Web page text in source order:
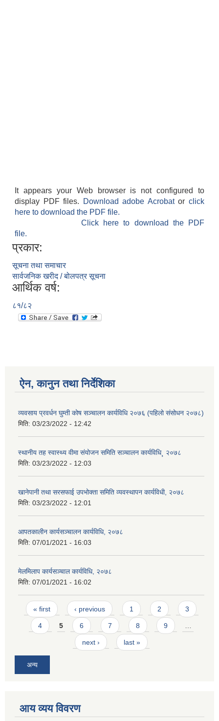
It appears your Web browser is not configured to
display PDF files.
Download adobe Acrobatorclick
here to download the PDF file.
Click here to download the PDF
file.
प्रकार:
सूचना तथा समाचार
सार्वजनिक खरीद / बोलपत्र सूचना
आर्थिक वर्ष:
८१/८२
ऐन, कानुन तथा निर्देशिका
व्यवसाय प्रवर्धन घुम्ती कोष सञ्चालन कार्यविधि २०७६ (पहिलो संसोधन २०७८)
मिति: 03/23/2022 - 12:42
स्थानीय तह स्वास्थ्य वीमा संयोजन समिति सञ्चालन कार्यविधि¸ २०७८
मिति: 03/23/2022 - 12:03
खानेपानी तथा सरसफाई उपभोक्ता समिति व्यवस्थापन कार्यविधी, २०७८
मिति: 03/23/2022 - 12:01
आपतकालीन कार्यसञ्चालन कार्यविधि, २०७८
मिति: 07/01/2021 - 16:03
मेलमिलाप कार्यसञ्चाल कार्यविधि, २०७८
मिति: 07/01/2021 - 16:02
Pages
« first ‹ previous 1 2 3
4 5 6 7 8 9
next › last »
अन्य
आय व्यय विवरण